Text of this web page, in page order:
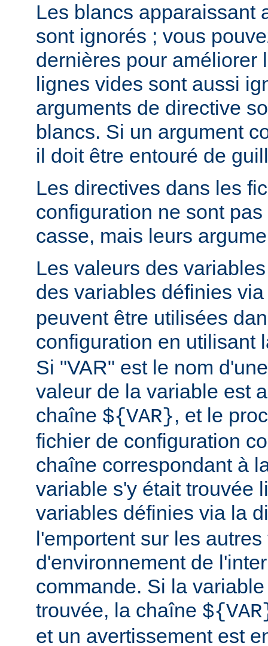
Les blancs apparaissant
sont ignorés ; vous
dernières pour améliorer
lignes vides sont aussi
arguments de directive
blancs. Si un argument
il doit être entouré de
Les directives dans les
configuration ne sont
casse, mais leurs
Les valeurs des
des variables définies
peuvent être utilisées
configuration en utilisant
Si "VAR" est le nom
valeur de la variable est
chaîne ${VAR}, et le
fichier de configuration
chaîne correspondant à
variable s'y était trouvée
variables définies via la
l'emportent sur les
d'environnement de
commande. Si la
trouvée, la chaîne
et un avertissement est